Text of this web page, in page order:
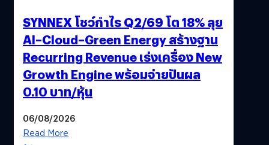
SYNNEX โชว์กำไร Q2/69 โต 18% ลุย
AI–Cloud–Green Energy สร้างฐาน
Recurring Revenue เร่งเครื่อง New
Growth Engine พร้อมจ่ายปันผล
0.10 บาท/หุ้น
06/08/2026
Read More